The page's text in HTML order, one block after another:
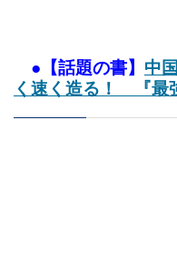
●【話題の書】 中
く速く造る！ 『最